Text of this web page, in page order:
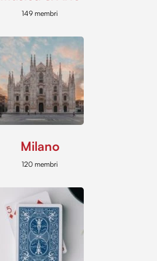
149 membri
Milano
120 membri